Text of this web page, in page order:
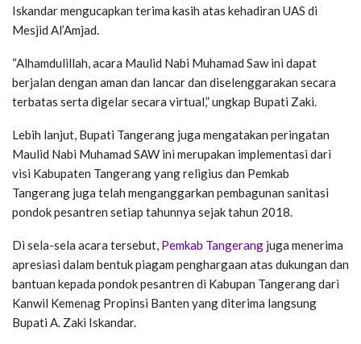
Iskandar mengucapkan terima kasih atas kehadiran UAS di
Mesjid Al’Amjad.
“Alhamdulillah, acara Maulid Nabi Muhamad Saw ini dapat
berjalan dengan aman dan lancar dan diselenggarakan secara
terbatas serta digelar secara virtual,” ungkap Bupati Zaki.
Lebih lanjut, Bupati Tangerang juga mengatakan peringatan
Maulid Nabi Muhamad SAW ini merupakan implementasi dari
visi Kabupaten Tangerang yang religius dan Pemkab
Tangerang juga telah menganggarkan pembagunan sanitasi
pondok pesantren setiap tahunnya sejak tahun 2018.
Di sela-sela acara tersebut, Pemkab Tangerang juga menerima
apresiasi dalam bentuk piagam penghargaan atas dukungan dan
bantuan kepada pondok pesantren di Kabupan Tangerang dari
Kanwil Kemenag Propinsi Banten yang diterima langsung
Bupati A. Zaki Iskandar.